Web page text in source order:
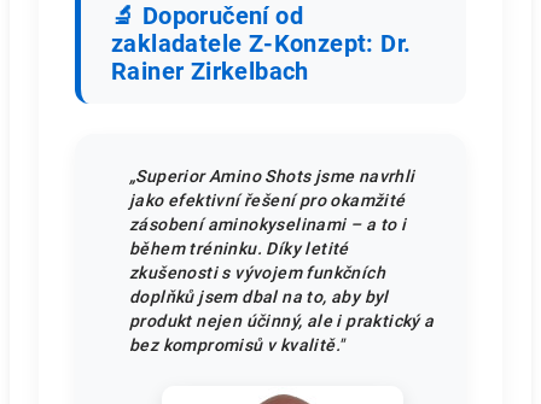
🔬 Doporučení od
zakladatele Z-Konzept: Dr.
Rainer Zirkelbach
„Superior Amino Shots jsme navrhli
jako efektivní řešení pro okamžité
zásobení aminokyselinami – a to i
během tréninku. Díky letité
zkušenosti s vývojem funkčních
doplňků jsem dbal na to, aby byl
produkt nejen účinný, ale i praktický a
bez kompromisů v kvalitě."